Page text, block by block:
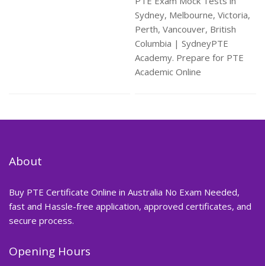
Sydney, Melbourne, Victoria,
Perth, Vancouver, British
Columbia | SydneyPTE
Academy. Prepare for PTE
Academic Online
About
Buy PTE Certificate Online in Australia No Exam Needed,
fast and Hassle-free application, approved certificates, and
secure process.
Opening Hours